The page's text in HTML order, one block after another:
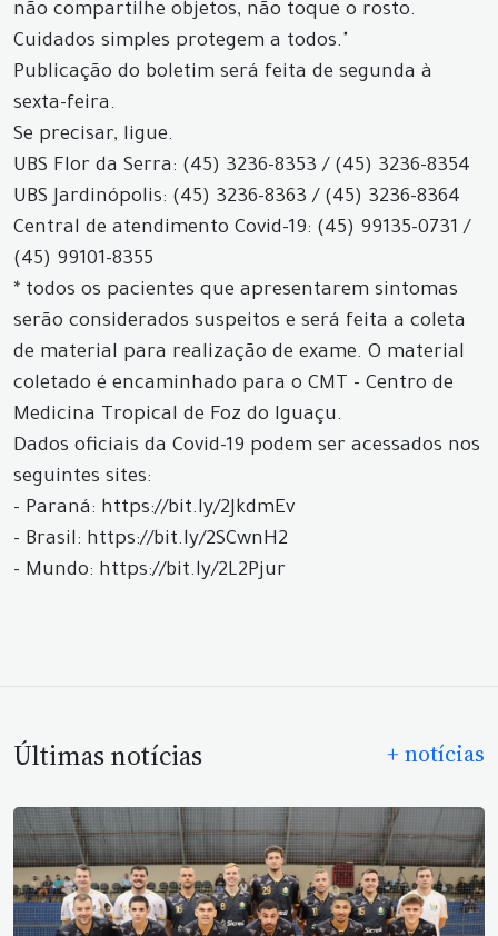
não compartilhe objetos, não toque o rosto.
Cuidados simples protegem a todos."
Publicação do boletim será feita de segunda à
sexta-feira.
Se precisar, ligue.
UBS Flor da Serra: (45) 3236-8353 / (45) 3236-8354
UBS Jardinópolis: (45) 3236-8363 / (45) 3236-8364
Central de atendimento Covid-19: (45) 99135-0731 /
(45) 99101-8355
* todos os pacientes que apresentarem sintomas
serão considerados suspeitos e será feita a coleta
de material para realização de exame. O material
coletado é encaminhado para o CMT - Centro de
Medicina Tropical de Foz do Iguaçu.
Dados oficiais da Covid-19 podem ser acessados nos
seguintes sites:
- Paraná: https://bit.ly/2JkdmEv
- Brasil: https://bit.ly/2SCwnH2
- Mundo: https://bit.ly/2L2Pjur
Últimas notícias + notícias